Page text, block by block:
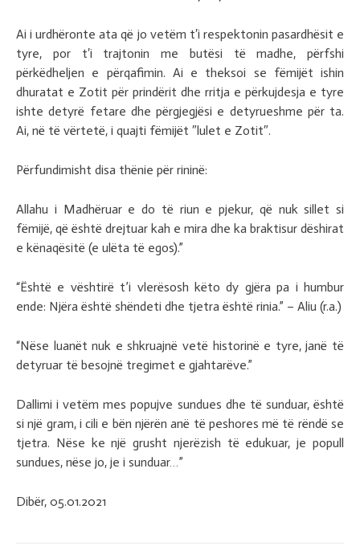
Ai i urdhëronte ata që jo vetëm t′i respektonin pasardhësit e
tyre, por t′i trajtonin me butësi të madhe, përfshi
përkëdheljen e përqafimin. Ai e theksoi se fëmijët ishin
dhuratat e Zotit për prindërit dhe rritja e përkujdesja e tyre
ishte detyrë fetare dhe përgjegjësi e detyrueshme për ta.
Ai, në të vërtetë, i quajti fëmijët ″lulet e Zotit″.
Përfundimisht disa thënie për rininë:
Allahu i Madhëruar e do të riun e pjekur, që nuk sillet si
fëmijë, që është drejtuar kah e mira dhe ka braktisur dëshirat
e kënaqësitë (e ulëta të egos).”
“Është e vështirë t’i vlerësosh këto dy gjëra pa i humbur
ende: Njëra është shëndeti dhe tjetra është rinia.” – Aliu (r.a.)
“Nëse luanët nuk e shkruajnë vetë historinë e tyre, janë të
detyruar të besojnë tregimet e gjahtarëve.”
Dallimi i vetëm mes popujve sundues dhe të sunduar, është
si një gram, i cili e bën njërën anë të peshores më të rëndë se
tjetra. Nëse ke një grusht njerëzish të edukuar, je popull
sundues, nëse jo, je i sunduar…”
Dibër, 05.01.2021